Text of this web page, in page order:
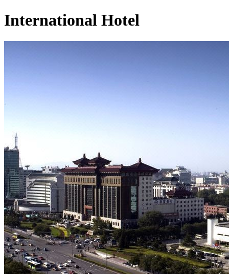
International Hotel